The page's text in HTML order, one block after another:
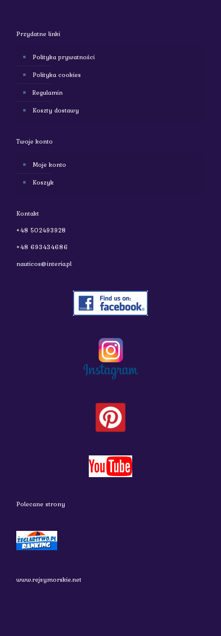
Przydatne linki
Polityka prywatności
Polityka cookies
Regulamin
Koszty dostawy
Twoje konto
Moje konto
Koszyk
Kontakt
+48 502493928
+48 693434686
nauticos@interia.pl
Polecane strony
www.rejsymorskie.net